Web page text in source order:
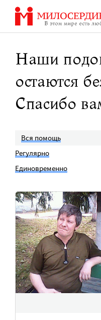
Перейти
содержанию
Наши
остаются
Спасибо
Вся помощь
Регулярно
Единовременно